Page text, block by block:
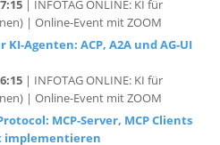
Agenten: ACP, A2A und AG-UI
| INFOTAG ONLINE: KI für
| Online-Event mit ZOOM
MCP-Server, MCP Clients
implementieren
(MVP)
| INFOTAG ONLINE: KI für